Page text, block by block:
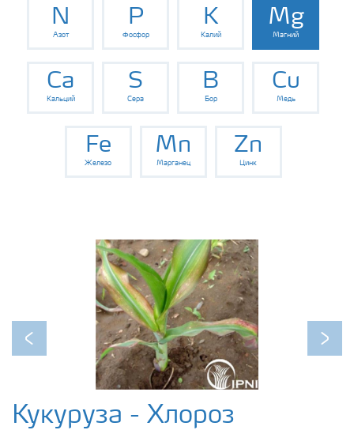
Хранение удобрений и их безопасность
N
Азот
P
Фосфор
K
Калий
Mg
Магний
Ca
Кальций
S
Сера
B
Бор
Cu
Медь
Fe
Железо
Mn
Марганец
Zn
Цинк
Previous Next
Кукуруза - Хлороз